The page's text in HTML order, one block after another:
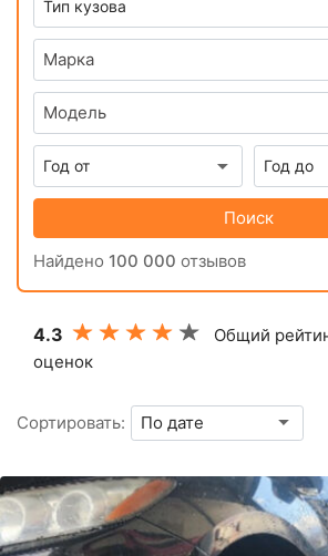
Марка
Модель
Поиск
Найдено 100 000 отзывов
4.3
Общий
оценок
Сортировать: